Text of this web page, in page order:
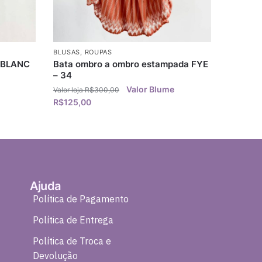
BLUSAS ROUPAS
Bata ombro a ombro estampada FYE
– 34
R$300,00
R$125,00
Ajuda
Política de Pagamento
Política de Entrega
Política de Troca e
Devolução